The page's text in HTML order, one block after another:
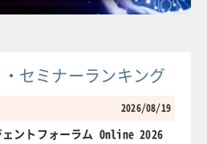
セミナーランキング
2026/08/19
ントフォーラム Online 2026